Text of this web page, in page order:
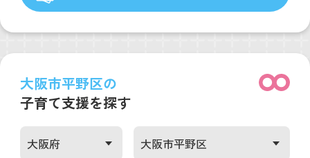
大阪市平野区の
子育て支援を探す